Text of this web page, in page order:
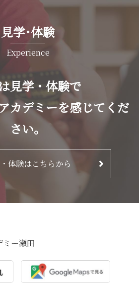
見学･体験
Experience
見学・体験で
カデミーを感じてくだ
さい。
体験はこちらから